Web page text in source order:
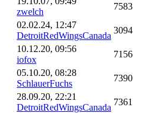
zwelch
7583
02.02.24, 12:47
DetroitRedWingsCanada
3094
10.12.20, 09:56
iofox
7156
05.10.20, 08:28
SchlauerFuchs
7390
28.09.20, 22:21
DetroitRedWingsCanada
7361